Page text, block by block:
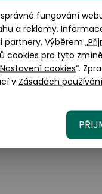
fungování
a reklamy.
Výběrem „
cookies pro tyto
Nastavení cookies“.
v Zásadách